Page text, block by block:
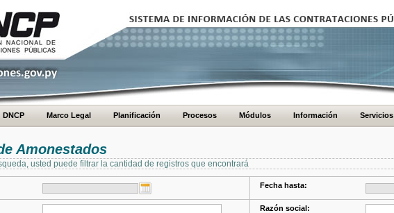
DNCP Marco Legal Planificación Procesos Módulos Información Servicios
Amonestados
usted puede filtrar la cantidad de registros que encontrará
Fecha hasta:
Razón social: